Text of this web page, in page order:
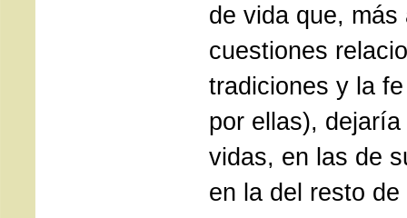
de vida que, más
cuestiones
tradiciones y la
por ellas),
vidas, en las de
en la del resto